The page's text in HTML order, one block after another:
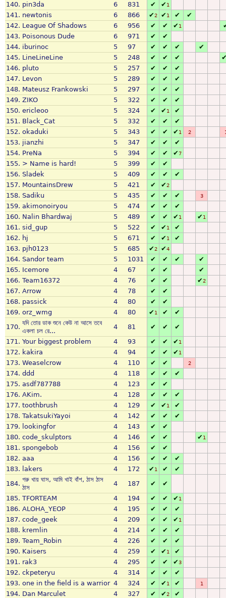
140. pin3da 6 831 ✔ ✔1
141. newtonis 6 866 ✔2 ✔1 ✔
✔
142. League Of Shadows 6 956 ✔ ✔ ✔1
143. Poisonous Dude 6 971 ✔
✔
144. iburinoc 5 97 ✔ ✔ ✔
✔
145. LineLineLine 5 248 ✔ ✔ ✔
146. pluto 5 257 ✔ ✔
✔
147. Levon 5 289 ✔ ✔
✔
148. Mateusz Frankowski 5 297 ✔ ✔
✔
149. ZIKO 5 322 ✔ ✔
✔
150. ericleoo 5 324 ✔ ✔1
✔
151. Black_Cat 5 332 ✔ ✔
✔
152. okaduki 5 343 ✔ ✔ ✔1 2
153. jianzhi 5 347 ✔ ✔
✔
154. PreNa 5 394 ✔ ✔ ✔7
155. > Name is hard! 5 399 ✔
✔
156. Sladek 5 409 ✔ ✔
✔
157. MountainsDrew 5 421 ✔ ✔2
158. Sadiku 5 435 ✔ ✔ ✔ 3
159. akimonoiryou 5 474 ✔ ✔
✔
160. Nalin Bhardwaj 5 489 ✔ ✔ ✔1 ✔1
161. sid_gup 5 522 ✔ ✔1
✔
162. hj 5 671 ✔ ✔1
✔
163. pjh0123 5 685 ✔2 ✔4
164. Sandor team 5 1031 ✔ ✔ ✔
✔
165. Icemore 4 67 ✔ ✔
✔
166. Team16372 4 76 ✔ ✔ ✔2
167. Arrow 4 78 ✔
✔
168. passick 4 80 ✔
✔
169. orz_wmg 4 80 ✔1 ✔
✔
170.
যদি তোর ডাক শুনে কেউ না আসে তবে
একলা চল রে...
4 81 ✔ ✔
✔
171. Your biggest problem 4 93 ✔ ✔ ✔1
172. kakira 4 94 ✔ ✔ ✔1
173. Weaselcrow 4 110 ✔ ✔ 2
174. ddd 4 118 ✔ ✔
✔
175. asdf787788 4 123 ✔
✔
176. AKim. 4 128 ✔ ✔
✔
177. toothbrush 4 129 ✔ ✔1
✔
178. TakatsukiYayoi 4 142 ✔ ✔
✔
179. lookingfor 4 143 ✔
✔
180. code_skulptors 4 146 ✔ ✔ ✔1
181. spongebob 4 156 ✔
✔
182. aaa 4 156 ✔ ✔
✔
183. lakers 4 172 ✔1 ✔
✔
184.
গরু খায় ঘাস, আমি খাই বাঁশ, ঠাস ঠাস
ঠাস
4 187 ✔
✔
185. TFORTEAM 4 194 ✔ ✔ ✔1
186. ALOHA_YEOP 4 195 ✔ ✔
✔
187. code_geek 4 209 ✔ ✔ ✔1
188. kremlin 4 214 ✔ ✔
✔
189. Team_Robin 4 226 ✔ ✔
✔
190. Kaisers 4 259 ✔ ✔1
✔
191. rak3 4 295 ✔ ✔ ✔3
192. ckpeteryu 4 314 ✔ ✔
✔
193. one in the field is a warrior 4 324 ✔ ✔1 ✔ 1
194. Dan Marculet 4 327 ✔ ✔2
✔